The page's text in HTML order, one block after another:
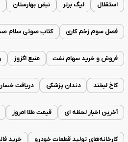
استقلال لیگ برتر نبض بهارستان
فصل سوم زخم کاری کتاب صوتی سلام
فروش و خرید سهام نفت منبع اگزوز
کاخ لبخند دندان پزشکی دریافت
آخرین اخبار لحظه ای قیمت طلا امروز
کارخانه‌های تولید قطعات خودرو خرید